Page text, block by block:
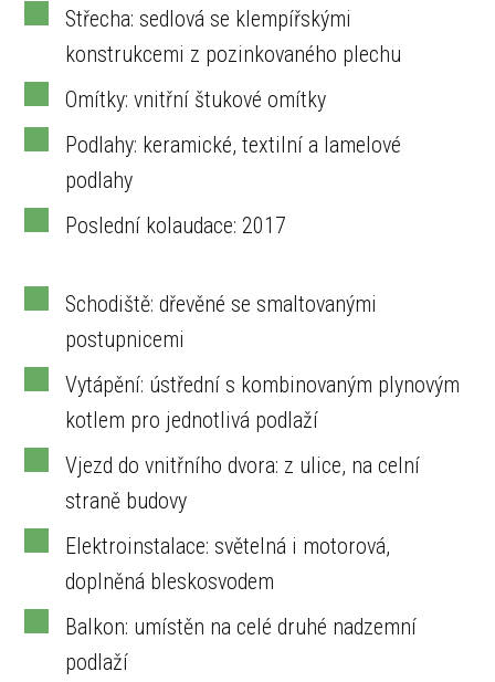
Střecha: sedlová se klempířskými
konstrukcemi z pozinkovaného plechu
Omítky: vnitřní štukové omítky
Podlahy: keramické, textilní a lamelové
podlahy
Poslední kolaudace: 2017
Schodiště: dřevěné se smaltovanými
postupnicemi
Vytápění: ústřední s kombinovaným plynovým
kotlem pro jednotlivá podlaží
Vjezd do vnitřního dvora: z ulice, na celní
straně budovy
Elektroinstalace: světelná i motorová,
doplněná bleskosvodem
Balkon: umístěn na celé druhé nadzemní
podlaží